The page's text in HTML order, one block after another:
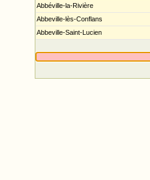
Abbéville-la-Rivière
Abbeville-lès-Conflans
Abbeville-Saint-Lucien